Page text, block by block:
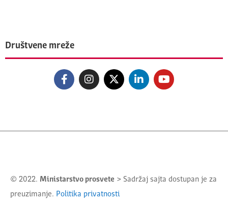
Društvene mreže
© 2022. Ministarstvo prosvete > Sadržaj sajta dostupan je za
preuzimanje. Politika privatnosti